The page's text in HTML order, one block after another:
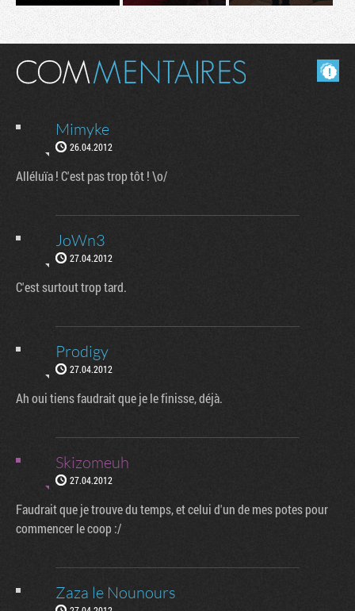
Masquer les commentaires lus.
Mimyke
26.04.2012
Alléluïa ! C'est pas trop tôt ! \o/
JoWn3
27.04.2012
C'est surtout trop tard.
Prodigy
27.04.2012
Ah oui tiens faudrait que je le finisse, déjà.
Skizomeuh
27.04.2012
Faudrait que je trouve du temps, et celui d'un de mes potes pour
commencer le coop :/
Zaza le Nounours